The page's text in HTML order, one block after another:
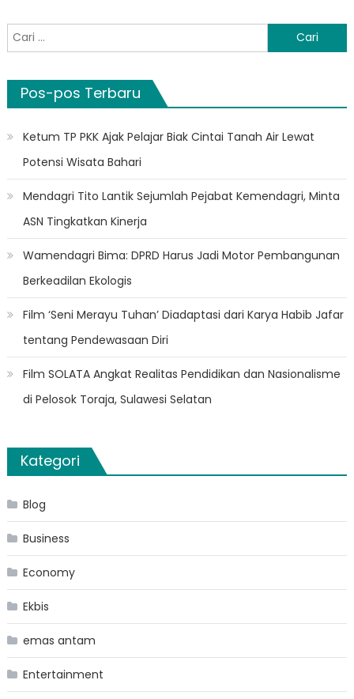
Cari
untuk:
Pos-pos Terbaru
Ketum TP PKK Ajak Pelajar Biak Cintai Tanah Air Lewat
Potensi Wisata Bahari
Mendagri Tito Lantik Sejumlah Pejabat Kemendagri, Minta
ASN Tingkatkan Kinerja
Wamendagri Bima: DPRD Harus Jadi Motor Pembangunan
Berkeadilan Ekologis
Film ‘Seni Merayu Tuhan’ Diadaptasi dari Karya Habib Jafar
tentang Pendewasaan Diri
Film SOLATA Angkat Realitas Pendidikan dan Nasionalisme
di Pelosok Toraja, Sulawesi Selatan
Kategori
Blog
Business
Economy
Ekbis
emas antam
Entertainment